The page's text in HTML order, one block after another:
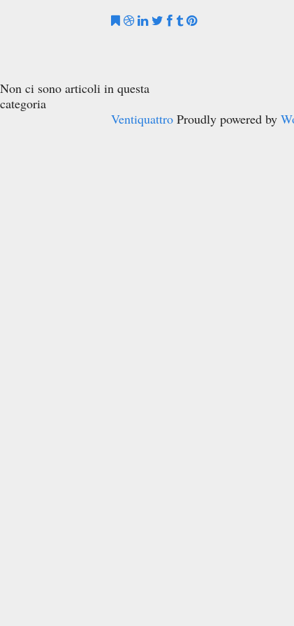
Non ci sono articoli in questa
categoria
Ventiquattro Proudly powered by